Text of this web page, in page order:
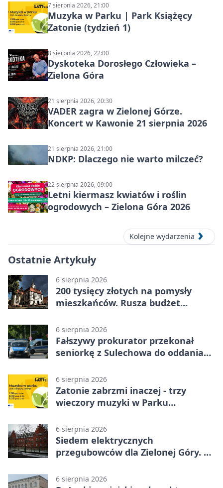
7 sierpnia 2026, 21:00
Muzyka w Parku | Park Książęcy
Zatonie (tydzień 1)
8 sierpnia 2026, 22:00
Dyskoteka Dorosłego Człowieka –
Zielona Góra
21 sierpnia 2026, 20:30
VADER zagra w Zielonej Górze.
Koncert w Kawonie 21 sierpnia 2026
21 sierpnia 2026, 21:00
NDKP: Dlaczego nie warto milczeć?
22 sierpnia 2026, 09:00
Letni kiermasz kwiatów i roślin
ogrodowych – Zielona Góra 2026
Kolejne wydarzenia
Ostatnie Artykuły
6 sierpnia 2026
200 tysięcy złotych na pomysły
mieszkańców. Rusza budżet
6 sierpnia 2026
Fałszywy prokurator przekonał
seniorkę z Sulechowa do oddania
6 sierpnia 2026
Zatonie zabrzmi inaczej - trzy
wieczory muzyki w Parku
6 sierpnia 2026
Siedem elektrycznych
przegubowców dla Zielonej Góry. To
6 sierpnia 2026